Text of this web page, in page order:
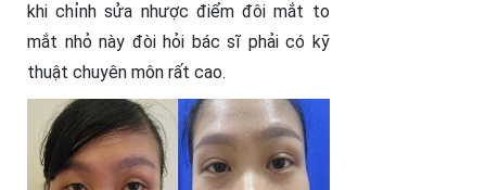
khi chỉnh sửa nhược điểm đôi mắt to
mắt nhỏ này đòi hỏi bác sĩ phải có kỹ
thuật chuyên môn rất cao.